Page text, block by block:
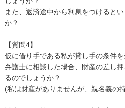
また、返済途中から利息をつけると
か？
【質問4】
仮に借り手である私が貸し手の条件
弁護士に相談した場合、財産の差し
るのでしょうか？
(私は財産がありませんが、親名義の